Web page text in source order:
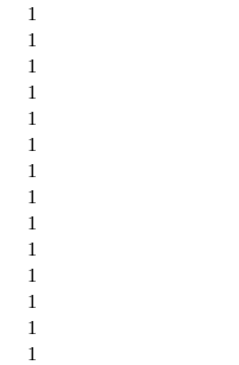
1
1
1
1
1
1
1
1
1
1
1
1
1
1